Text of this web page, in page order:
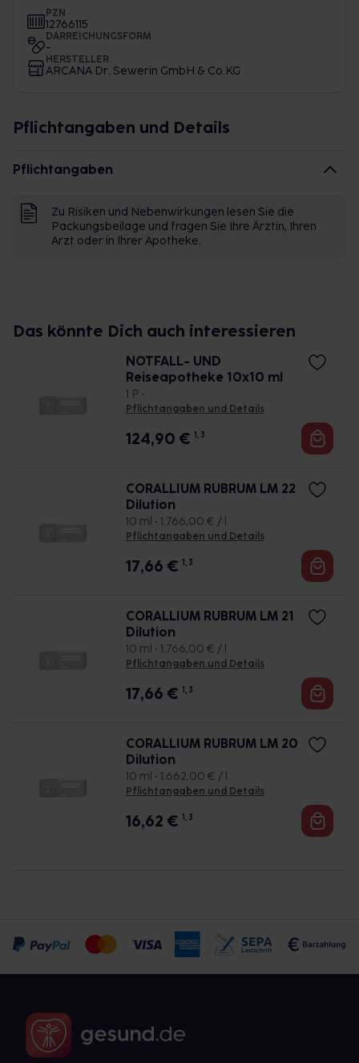
PZN
12766115
DARREICHUNGSFORM
-
HERSTELLER
ARCANA Dr. Sewerin GmbH & Co.KG
Pflichtangaben und Details
Pflichtangaben
Zu Risiken und Nebenwirkungen lesen Sie die
Packungsbeilage und fragen Sie Ihre Ärztin, Ihren
Arzt oder in Ihrer Apotheke.
Das könnte Dich auch interessieren
NOTFALL- UND
Reiseapotheke 10x10 ml
1 P •
Pflichtangaben und Details
124,90 € 1, 3
CORALLIUM RUBRUM LM 22
Dilution
10 ml • 1.766,00 € / l
Pflichtangaben und Details
17,66 € 1, 3
CORALLIUM RUBRUM LM 21
Dilution
10 ml • 1.766,00 € / l
Pflichtangaben und Details
17,66 € 1, 3
CORALLIUM RUBRUM LM 20
Dilution
10 ml • 1.662,00 € / l
Pflichtangaben und Details
16,62 € 1, 3